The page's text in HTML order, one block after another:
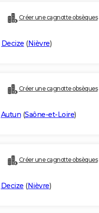
Créer une cagnotte obsèques
Decize (Nièvre)
Créer une cagnotte obsèques
Autun (Saône-et-Loire)
Créer une cagnotte obsèques
Decize (Nièvre)